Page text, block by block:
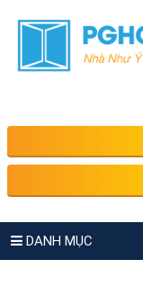
DANH MỤC